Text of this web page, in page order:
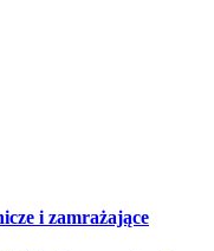
i zamrażające